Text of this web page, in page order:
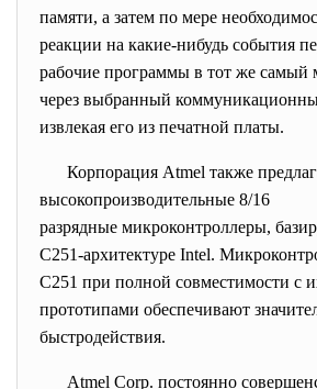
памяти, а затем по мере
реакции на какие-нибудь события
рабочие программы в тот же самый
через выбранный
извлекая его из печатной платы.
Корпорация Atmel также
высокопроизводительные 8/16
разрядные микроконтроллеры,
С251-архитектуре Intel.
С251 при полной совместимости с
прототипами обеспечивают
быстродействия.
Atmel Corp. постоянно